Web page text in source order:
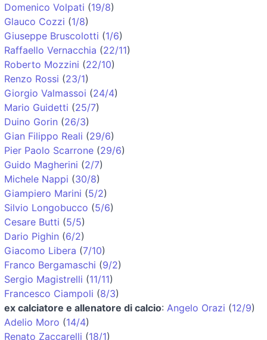
Domenico Volpati (19/8)
Glauco Cozzi (1/8)
Giuseppe Bruscolotti (1/6)
Raffaello Vernacchia (22/11)
Roberto Mozzini (22/10)
Renzo Rossi (23/1)
Giorgio Valmassoi (24/4)
Mario Guidetti (25/7)
Duino Gorin (26/3)
Gian Filippo Reali (29/6)
Pier Paolo Scarrone (29/6)
Guido Magherini (2/7)
Michele Nappi (30/8)
Giampiero Marini (5/2)
Silvio Longobucco (5/6)
Cesare Butti (5/5)
Dario Pighin (6/2)
Giacomo Libera (7/10)
Franco Bergamaschi (9/2)
Sergio Magistrelli (11/11)
Francesco Ciampoli (8/3)
ex calciatore e allenatore di calcio: Angelo Orazi (12/9)
Adelio Moro (14/4)
Renato Zaccarelli (18/1)